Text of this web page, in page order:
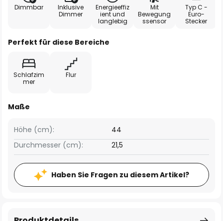
Dimmbar
Inklusive
Dimmer
Energieeffiz
ient und
langlebig
Mit
Bewegung
ssensor
Typ C -
Euro-
Stecker
Perfekt für diese Bereiche
Schlafzim
mer
Flur
Maße
Höhe (cm):
44
Durchmesser (cm):
21,5
Haben Sie Fragen zu diesem Artikel?